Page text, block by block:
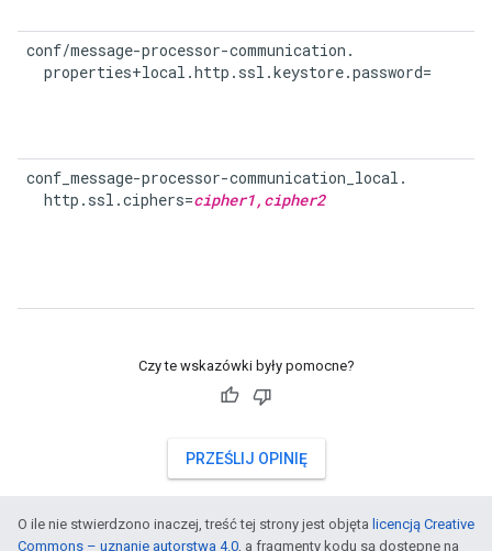
conf/message-processor-communication.
  properties+local.http.ssl.keystore.password=
conf_message-processor-communication_local.
  http.ssl.ciphers=
cipher1,cipher2
Czy te wskazówki były pomocne?
PRZEŚLIJ OPINIĘ
O ile nie stwierdzono inaczej, treść tej strony jest objęta licencją Creative
Commons – uznanie autorstwa 4.0, a fragmenty kodu są dostępne na